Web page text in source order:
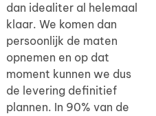
dan idealiter al helemaal
klaar. We komen dan
persoonlijk de maten
opnemen en op dat
moment kunnen we dus
de levering definitief
plannen. In 90% van de